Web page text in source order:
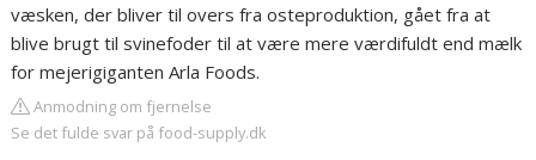
væsken, der bliver til overs fra osteproduktion, gået fra at
blive brugt til svinefoder til at være mere værdifuldt end mælk
for mejerigiganten Arla Foods.
Anmodning om fjernelse
Se det fulde svar på food-supply.dk